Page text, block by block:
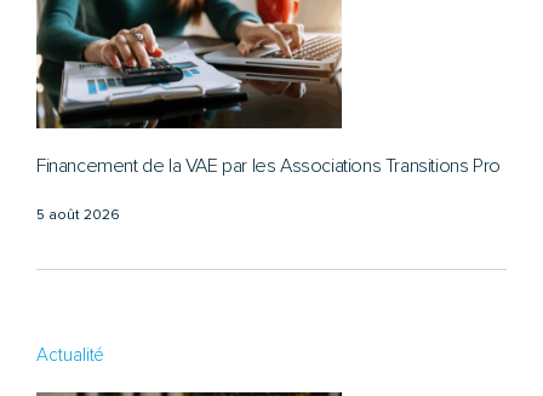
Financement de la VAE par les Associations Transitions Pro
5 août 2026
Actualité